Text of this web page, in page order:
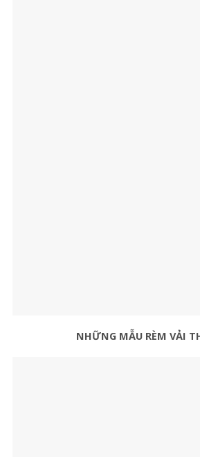
NHỮNG MẪU RÈM VẢI